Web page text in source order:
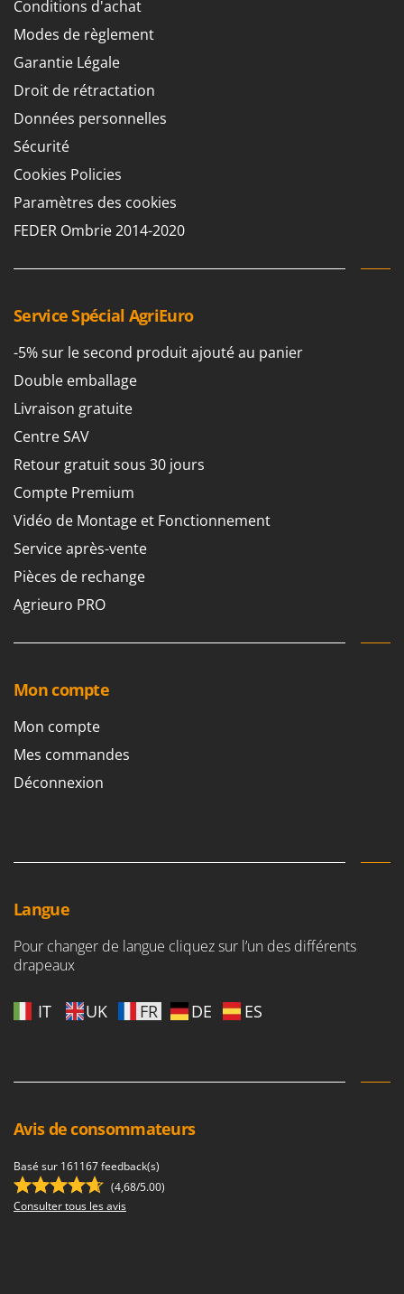
Pulvérisateurs
Pulvérisateurs portés
R
Rafraîchisseurs d'air par évaporation
Rampes de chargement en aluminium
Râpes à fromage électriques
Râteaux pour tracteur
Remplisseuses
Robots nettoyeurs de piscine
S
Scies à os
Scies à Ruban
Scies alternatives à batterie
Scies de jardin télescopiques
Sécateurs électriques à batterie
Sécateurs et Échenilloirs manuels
Sécateurs pneumatiques
Semoirs et Épandeurs d'engrais
Socs pour tracteur
Souffleurs aspirateurs pour Feuilles
T
Taille-haies à bras pour tracteur
Tarières
Tondeuses à Gazon
Trancheuses
Transpalettes
Treuils de débardage
V
GRIFO
GVS
GYS
H
Hailo
Helvi
Henx
HiKOKI
Honda
I
Il-Tec
Intec
Intex
Italyco
ITM
J JOLLY ITALIA
K
KAAZ
Karcher
Keter
Komo
L
Laica
Lavor
Lisam
M
Marcato
Marina Systems
Conditions d'achat
Modes de règlement
Garantie Légale
Droit de rétractation
Données personnelles
Sécurité
Cookies Policies
Paramètres des cookies
FEDER Ombrie 2014-2020
Service Spécial AgriEuro
-5% sur le second produit ajouté au panier
Double emballage
Livraison gratuite
Centre SAV
Retour gratuit sous 30 jours
Compte Premium
Vidéo de Montage et Fonctionnement
Service après-vente
Pièces de rechange
Agrieuro PRO
Mon compte
Mon compte
Mes commandes
Déconnexion
Langue
Pour changer de langue cliquez sur l’un des différents
drapeaux
IT UK FR DE ES
Avis de consommateurs
Basé sur 161167 feedback(s)
(4,68/5.00)
Consulter tous les avis